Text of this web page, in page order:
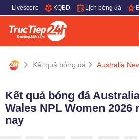
Livescore KQBD Lịch bóng đá
Kết quả bóng đá Australia
Kết quả bóng đá
Wales NPL Women 2026
nay